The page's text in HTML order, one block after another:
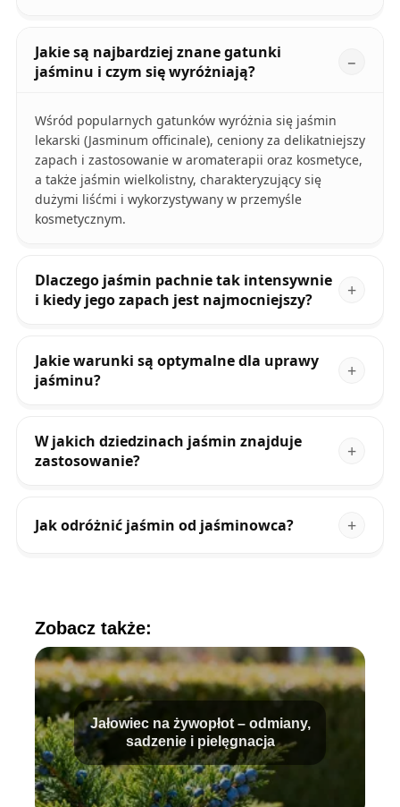
Jakie są najbardziej znane gatunki
jaśminu i czym się wyróżniają?
Wśród popularnych gatunków wyróżnia się jaśmin
lekarski (Jasminum officinale), ceniony za delikatniejszy
zapach i zastosowanie w aromaterapii oraz kosmetyce,
a także jaśmin wielkolistny, charakteryzujący się
dużymi liśćmi i wykorzystywany w przemyśle
kosmetycznym.
Dlaczego jaśmin pachnie tak intensywnie
i kiedy jego zapach jest najmocniejszy?
Jakie warunki są optymalne dla uprawy
jaśminu?
W jakich dziedzinach jaśmin znajduje
zastosowanie?
Jak odróżnić jaśmin od jaśminowca?
Zobacz także:
Jałowiec na żywopłot – odmiany,
sadzenie i pielęgnacja